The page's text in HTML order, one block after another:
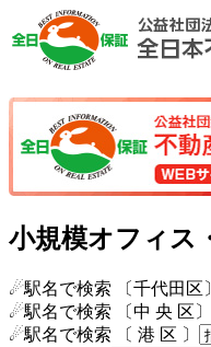
小規模オフィ
☄駅名で検索 〔千代田区〕
☄駅名で検索 〔中 央 区〕
☄駅名で検索 〔 港 区 〕